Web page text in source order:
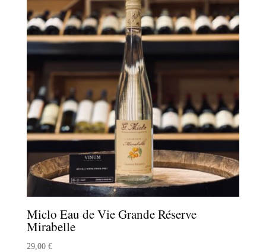
50,00 €
Miclo Eau de Vie Grande Réserve
Mirabelle
29,00 €